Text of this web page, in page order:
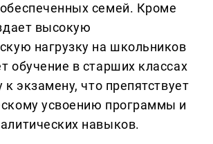
семей. Кроме
высокую
нагрузку на школьников
обучение в старших классах
к экзамену, что препятствует
усвоению программы и
навыков.